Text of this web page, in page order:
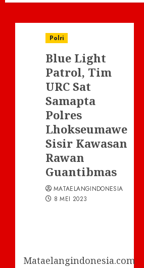
Polri
Blue Light
Patrol, Tim
URC Sat
Samapta
Polres
Lhokseumawe
Sisir Kawasan
Rawan
Guantibmas
MATAELANGINDONESIA
8 MEI 2023
Mataelangindonesia.com